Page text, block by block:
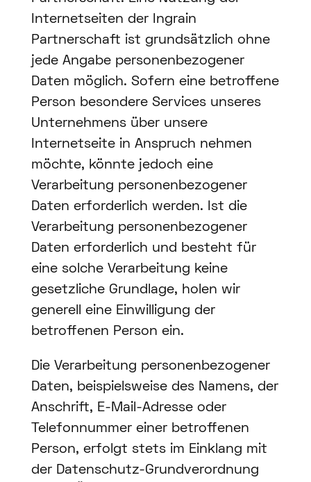
Internetseiten der Ingrain
Partnerschaft ist grundsätzlich ohne
jede Angabe personenbezogener
Daten möglich. Sofern eine betroffene
Person besondere Services unseres
Unternehmens über unsere
Internetseite in Anspruch nehmen
möchte, könnte jedoch eine
Verarbeitung personenbezogener
Daten erforderlich werden. Ist die
Verarbeitung personenbezogener
Daten erforderlich und besteht für
eine solche Verarbeitung keine
gesetzliche Grundlage, holen wir
generell eine Einwilligung der
betroffenen Person ein.
Die Verarbeitung personenbezogener
Daten, beispielsweise des Namens, der
Anschrift, E-Mail-Adresse oder
Telefonnummer einer betroffenen
Person, erfolgt stets im Einklang mit
der Datenschutz-Grundverordnung